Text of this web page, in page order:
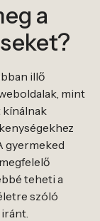
a
illő
mint
kínálnak
gyermeked
teheti a
szóló